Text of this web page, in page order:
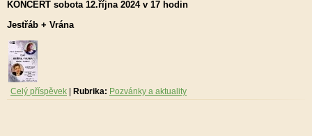
KONCERT sobota 12.října 2024 v 17 hodin
Jestřáb + Vrána
Celý příspěvek Rubrika: Pozvánky a aktuality